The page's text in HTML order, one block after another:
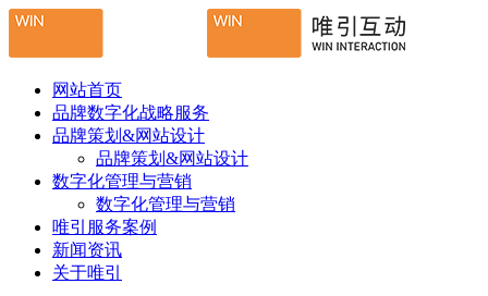
网站首页
品牌数字化战略服务
品牌策划&网站设计
品牌策划&网站设计
数字化管理与营销
数字化管理与营销
唯引服务案例
新闻资讯
关于唯引